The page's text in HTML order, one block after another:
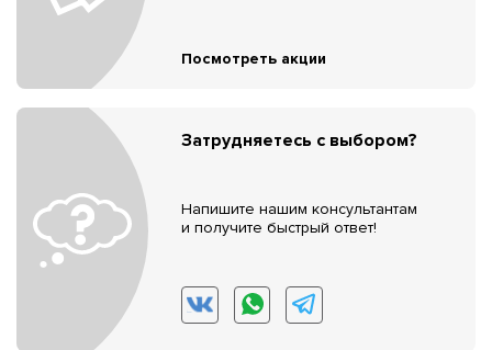
Посмотреть акции
Затрудняетесь с выбором?
Напишите нашим консультантам
и получите быстрый ответ!